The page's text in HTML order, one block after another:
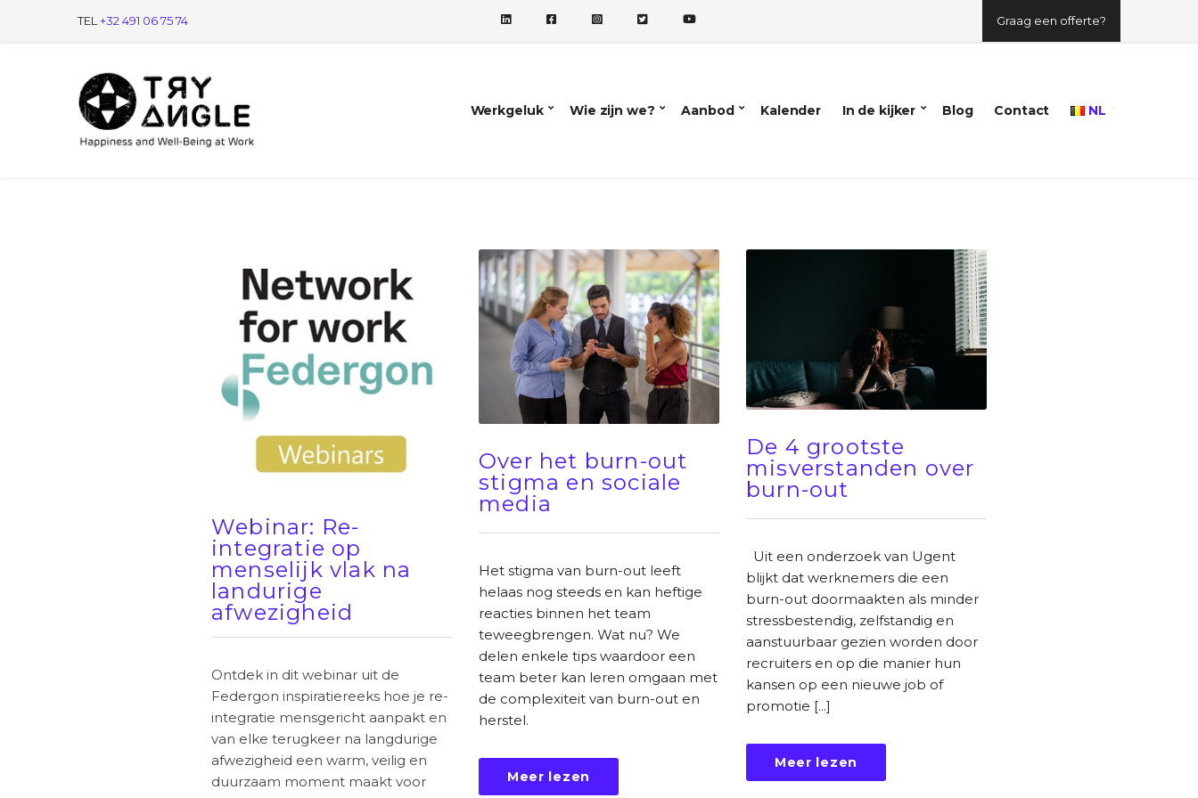
TEL +32 491 06 75 74 Graag een offerte?
Werkgeluk Wie zijn we? Aanbod Kalender In de kijker Blog Contact NL
Webinar: Re-
integratie op
menselijk vlak na
landurige
afwezigheid
Ontdek in dit webinar uit de
Federgon inspiratiereeks hoe je re-
integratie mensgericht aanpakt en
van elke terugkeer na langdurige
afwezigheid een warm, veilig en
duurzaam moment maakt voor
Over het burn-out
stigma en sociale
media
Het stigma van burn-out leeft
helaas nog steeds en kan heftige
reacties binnen het team
teweegbrengen. Wat nu? We
delen enkele tips waardoor een
team beter kan leren omgaan met
de complexiteit van burn-out en
herstel.
Meer lezen
De 4 grootste
misverstanden over
burn-out
Uit een onderzoek van Ugent
blijkt dat werknemers die een
burn-out doormaakten als minder
stressbestendig, zelfstandig en
aanstuurbaar gezien worden door
recruiters en op die manier hun
kansen op een nieuwe job of
promotie [...]
Meer lezen